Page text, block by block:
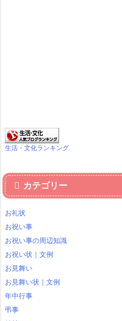
生活・文化ランキング
カテゴリー
お礼状
お祝い事
お祝い事の周辺知識
お祝い状｜文例
お見舞い
お見舞い状｜文例
年中行事
弔事